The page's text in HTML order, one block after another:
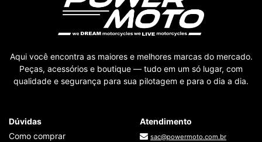
Aqui você encontra as maiores e melhores marcas do mercado.
Peças, acessórios e boutique — tudo em um só lugar, com
qualidade e segurança para sua pilotagem e para o dia a dia.
Dúvidas
Como comprar
Atendimento
sac@powermoto.com.br